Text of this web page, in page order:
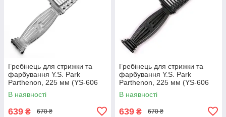
Гребінець для стрижки та
фарбування Y.S. Park
Parthenon, 225 мм (YS-606
Clear)
В наявності
639 ₴ 670 ₴
Гребінець для стрижки та
фарбування Y.S. Park
Parthenon, 225 мм (YS-606
Carbon Black)
В наявності
639 ₴ 670 ₴